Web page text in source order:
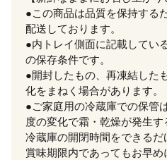
●この商品は品質を保持する
配送しております。
●内トレイ側面に記載してい
の保存条件です。
●開封したもの、再凍結した
化をまねく場合があります。
●ご家庭用の冷蔵庫での保管
度の変化で霜・乾燥が発生す
冷蔵庫の開閉時間をできる
賞味期限内であってもお早め